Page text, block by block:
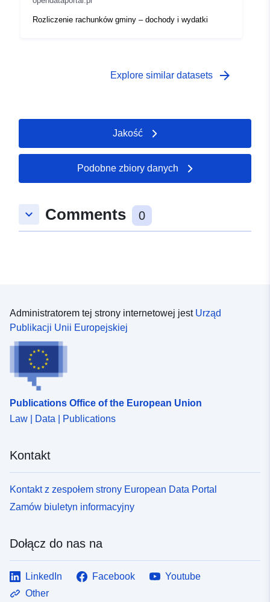
Rozliczenie rachunków gminy – dochody i wydatki
Explore similar datasets arrow_forward
Jakość
Podobne zbiory danych
keyboard_arrow_down Comments 0
Administratorem tej strony internetowej jest Urząd
Publikacji Unii Europejskiej
Publications Office of the European Union
Law | Data | Publications
Kontakt
Kontakt z zespołem strony European Data Portal
Zamów biuletyn informacyjny
Dołącz do nas na
LinkedIn Facebook
Youtube
Other